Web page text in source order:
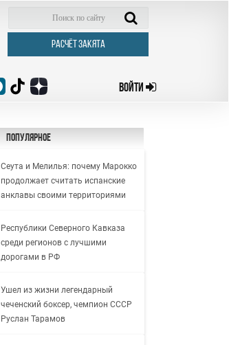
РАСЧЁТ ЗАКЯТА
ВОЙТИ
Популярное
Сеута и Мелилья: почему Марокко
продолжает считать испанские
анклавы своими территориями
Республики Северного Кавказа
среди регионов с лучшими
дорогами в РФ
Ушел из жизни легендарный
чеченский боксер, чемпион СССР
Руслан Тарамов